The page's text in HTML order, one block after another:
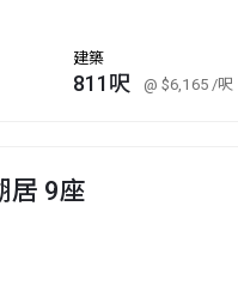
建築
811呎 @ $6,165 /呎
居 9座